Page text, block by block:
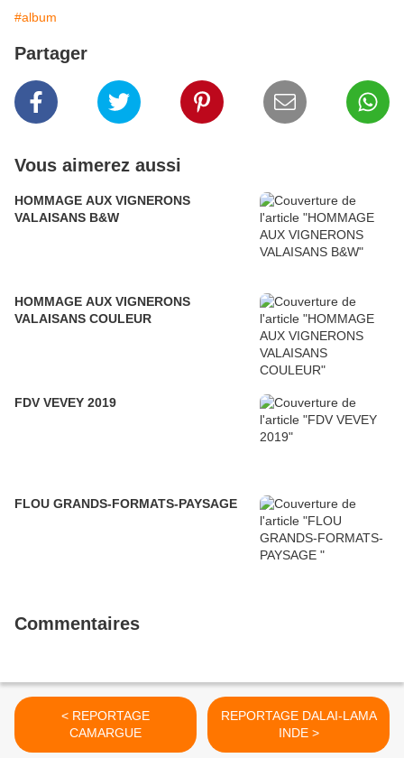
#album
Partager
Vous aimerez aussi
HOMMAGE AUX VIGNERONS
VALAISANS B&W
HOMMAGE AUX VIGNERONS
VALAISANS COULEUR
FDV VEVEY 2019
FLOU GRANDS-FORMATS-PAYSAGE
Commentaires
< REPORTAGE
CAMARGUE
REPORTAGE DALAI-LAMA
INDE >